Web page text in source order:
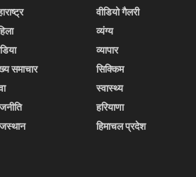
समाचार
वीडियो गैलरी
व्यंग्य
व्यापार
सिक्किम
स्वास्थ्य
हरियाणा
हिमाचल प्रदेश